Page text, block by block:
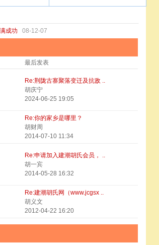
成功 08-12-07
最后发表
Re:荆陇古寨聚落变迁及抗敌 ..
胡庆宁
2024-06-25 19:05
Re:你的家乡是哪里？
胡财周
2014-07-10 11:34
Re:申请加入建潮胡氏会员， ..
胡一宾
2014-05-28 16:32
Re:建潮胡氏网（www.jcgsx ..
胡义文
2012-04-22 16:20